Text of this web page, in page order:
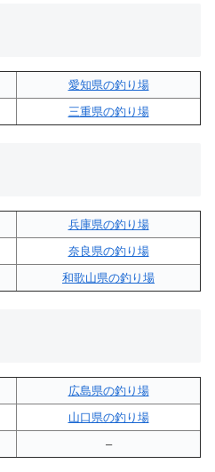
愛知県の釣り場
三重県の釣り場
兵庫県の釣り場
奈良県の釣り場
和歌山県の釣り場
広島県の釣り場
山口県の釣り場
–